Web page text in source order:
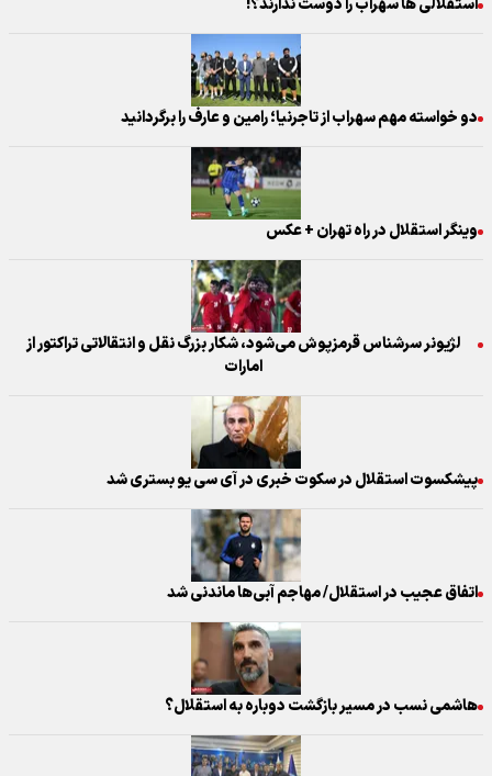
استقلالی ها سهراب را دوست ندارند؟!
دو خواسته مهم سهراب از تاجرنیا؛ رامین و عارف را برگردانید
وینگر استقلال در راه تهران + عکس
لژیونر سرشناس قرمزپوش می‌شود، شکار بزرگ نقل و انتقالاتی تراکتور از
امارات
پیشکسوت استقلال در سکوت خبری در آی سی یو بستری شد
اتفاق عجیب در استقلال/ مهاجم آبی‌ها ماندنی شد
هاشمی نسب در مسیر بازگشت دوباره به استقلال؟